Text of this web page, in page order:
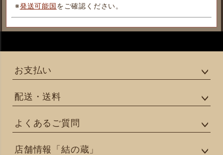
※発送可能国をご確認ください。
お支払い
配送・送料
よくあるご質問
店舗情報「結の蔵」